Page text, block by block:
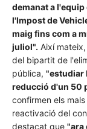
demanat a
l'Impost de
maig fins com a
juliol". Així
del bipartit de
pública, "estudiar
reducció d'un 50
confirmen els
reactivació del
destacat que "ara